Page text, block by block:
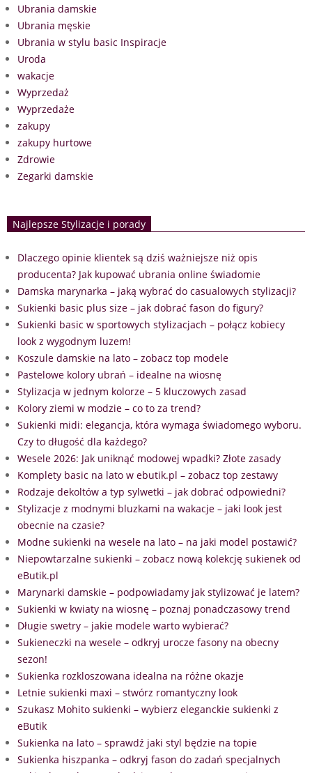
Ubrania damskie
Ubrania męskie
Ubrania w stylu basic Inspiracje
Uroda
wakacje
Wyprzedaż
Wyprzedaże
zakupy
zakupy hurtowe
Zdrowie
Zegarki damskie
Najlepsze Stylizacje i porady
Dlaczego opinie klientek są dziś ważniejsze niż opis
producenta? Jak kupować ubrania online świadomie
Damska marynarka – jaką wybrać do casualowych stylizacji?
Sukienki basic plus size – jak dobrać fason do figury?
Sukienki basic w sportowych stylizacjach – połącz kobiecy
look z wygodnym luzem!
Koszule damskie na lato – zobacz top modele
Pastelowe kolory ubrań – idealne na wiosnę
Stylizacja w jednym kolorze – 5 kluczowych zasad
Kolory ziemi w modzie – co to za trend?
Sukienki midi: elegancja, która wymaga świadomego wyboru.
Czy to długość dla każdego?
Wesele 2026: Jak uniknąć modowej wpadki? Złote zasady
Komplety basic na lato w ebutik.pl – zobacz top zestawy
Rodzaje dekoltów a typ sylwetki – jak dobrać odpowiedni?
Stylizacje z modnymi bluzkami na wakacje – jaki look jest
obecnie na czasie?
Modne sukienki na wesele na lato – na jaki model postawić?
Niepowtarzalne sukienki – zobacz nową kolekcję sukienek od
eButik.pl
Marynarki damskie – podpowiadamy jak stylizować je latem?
Sukienki w kwiaty na wiosnę – poznaj ponadczasowy trend
Długie swetry – jakie modele warto wybierać?
Sukieneczki na wesele – odkryj urocze fasony na obecny
sezon!
Sukienka rozkloszowana idealna na różne okazje
Letnie sukienki maxi – stwórz romantyczny look
Szukasz Mohito sukienki – wybierz eleganckie sukienki z
eButik
Sukienka na lato – sprawdź jaki styl będzie na topie
Sukienka hiszpanka – odkryj fason do zadań specjalnych